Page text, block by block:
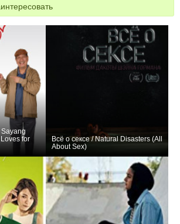
for
Всё о сексе / Natural Disasters (All
About Sex)